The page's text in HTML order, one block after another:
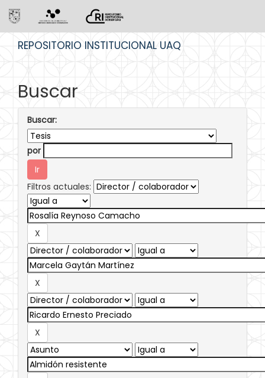
REPOSITORIO INSTITUCIONAL UAQ
Buscar
Buscar:
por
Filtros actuales: